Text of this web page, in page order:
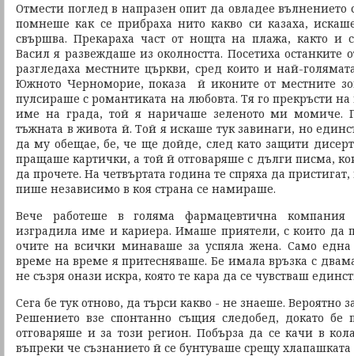
Отмести поглед в напразен опит да овладее вълнението
помнеше как се прибраха нито какво си казаха,
свършва. Прекараха част от нощта на плажа, както и
Васил я развеждаше из околността. Посетиха останките
разгледаха местните църкви, сред които и най-
Южното Черноморие, показа й иконите от местните
пулсираше с романтиката на любовта. Тя го прекръсти
име на града, той я наричаше зеленото ми момиче.
тъжната в живота й. Той я искаше тук завинаги, но
да му обещае, бе, че ще дойде, след като защити
пращаше картички, а той й отговаряше с дълги писма,
да прочете. На четвъртата година те спряха да
пише независимо в коя страна се намираше.
Вече работеше в голяма фармацевтична
изградила име и кариера. Имаше приятели, с които да
очите на всички минаваше за успяла жена. Само
време на време я притесняваше. Бе имала връзка с
не съзря онази искра, която те кара да се чувстваш
Сега бе тук отново, да търси какво - не знаеше. Вероятно
Решението взе спонтанно същия следобед, докато бе
отговаряше и за този регион. Побърза да се качи в
въпреки че съзнанието й се бунтуваше срещу хлапашката